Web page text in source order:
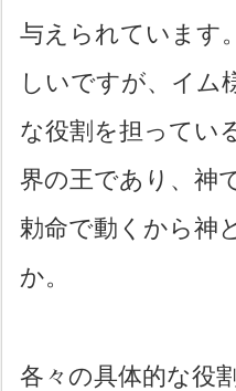
与えられています
しいですが、イム
な役割を担ってい
界の王であり、神
勅命で動くから神
か。
各々の具体的な役